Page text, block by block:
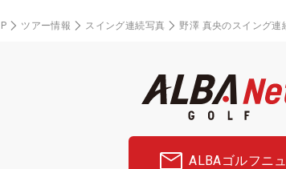
ツアー情報 スイング連続写真 野澤 真央のスイング連
ALBAゴルフニ